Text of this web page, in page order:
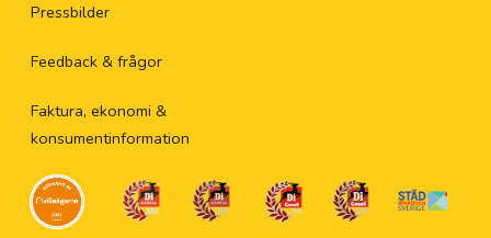
Pressbilder
Feedback & frågor
Faktura, ekonomi &
konsumentinformation